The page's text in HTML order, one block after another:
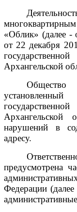
«Облик» (далее -
от 22 декабря
Архангельской
Архангельской
нарушений в
адресу.
предусмотрена
Федерации